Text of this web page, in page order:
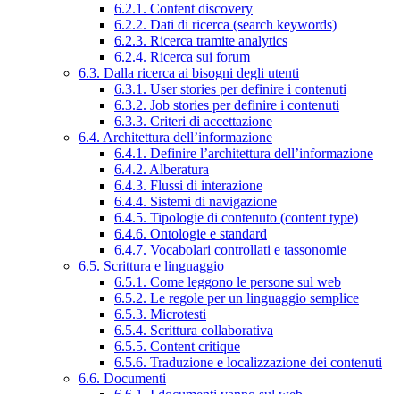
6.2.1. Content discovery
6.2.2. Dati di ricerca (search keywords)
6.2.3. Ricerca tramite analytics
6.2.4. Ricerca sui forum
6.3. Dalla ricerca ai bisogni degli utenti
6.3.1. User stories per definire i contenuti
6.3.2. Job stories per definire i contenuti
6.3.3. Criteri di accettazione
6.4. Architettura dell’informazione
6.4.1. Definire l’architettura dell’informazione
6.4.2. Alberatura
6.4.3. Flussi di interazione
6.4.4. Sistemi di navigazione
6.4.5. Tipologie di contenuto (content type)
6.4.6. Ontologie e standard
6.4.7. Vocabolari controllati e tassonomie
6.5. Scrittura e linguaggio
6.5.1. Come leggono le persone sul web
6.5.2. Le regole per un linguaggio semplice
6.5.3. Microtesti
6.5.4. Scrittura collaborativa
6.5.5. Content critique
6.5.6. Traduzione e localizzazione dei contenuti
6.6. Documenti